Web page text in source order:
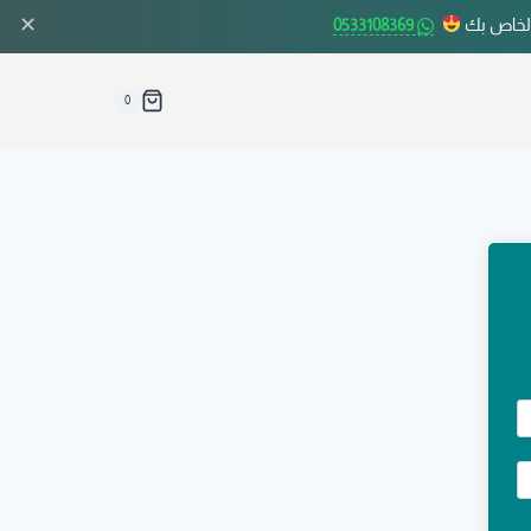
بك 0533108369
✕
0